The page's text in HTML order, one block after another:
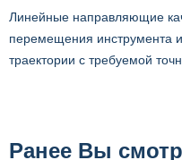
Линейные направляющие
перемещения инструмента
траектории с требуемой
Ранее Вы